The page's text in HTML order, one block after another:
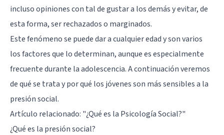
incluso opiniones con tal de gustar a los demás y evitar, de
esta forma, ser rechazados o marginados.
Este fenómeno se puede dar a cualquier edad y son varios
los factores que lo determinan, aunque es especialmente
frecuente durante la adolescencia. A continuación veremos
de qué se trata y por qué los jóvenes son más sensibles a la
presión social.
Artículo relacionado: "¿Qué es la Psicología Social?"
¿Qué es la presión social?